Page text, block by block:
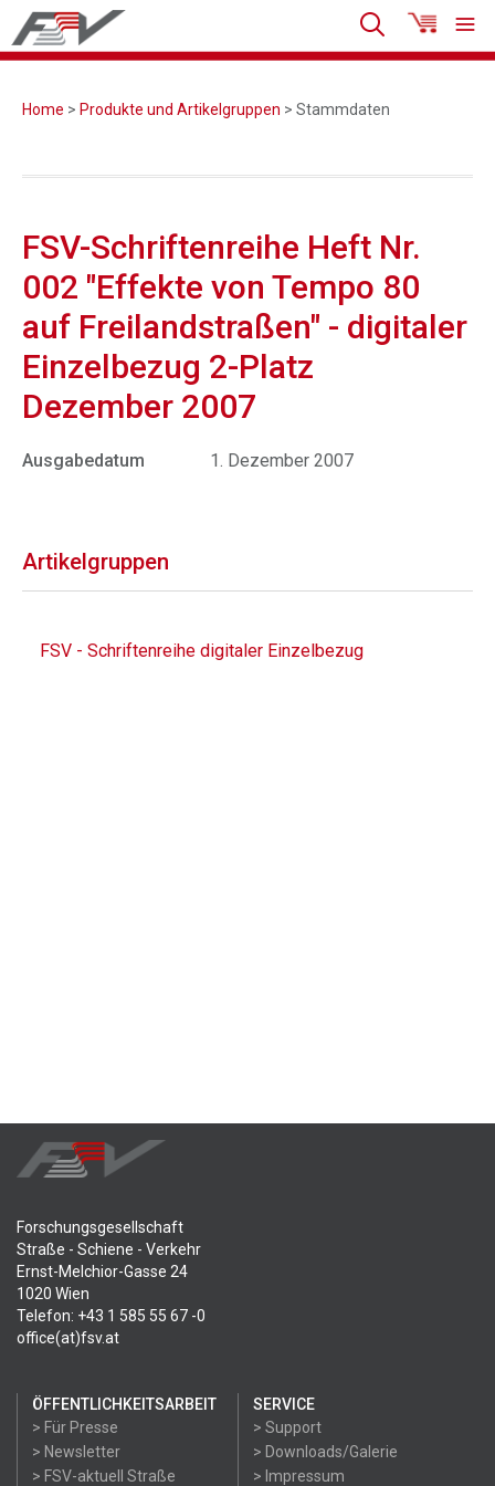
Home > Produkte und Artikelgruppen > Stammdaten
FSV-Schriftenreihe Heft Nr.
002 "Effekte von Tempo 80
auf Freilandstraßen" - digitaler
Einzelbezug 2-Platz
Dezember 2007
Ausgabedatum 1. Dezember 2007
Artikelgruppen
FSV - Schriftenreihe digitaler Einzelbezug
Forschungsgesellschaft
Straße - Schiene - Verkehr
Ernst-Melchior-Gasse 24
1020 Wien
Telefon: +43 1 585 55 67 -0
office(at)fsv.at
ÖFFENTLICHKEITSARBEIT
> Für Presse
> Newsletter
> FSV-aktuell Straße
SERVICE
> Support
> Downloads/Galerie
> Impressum